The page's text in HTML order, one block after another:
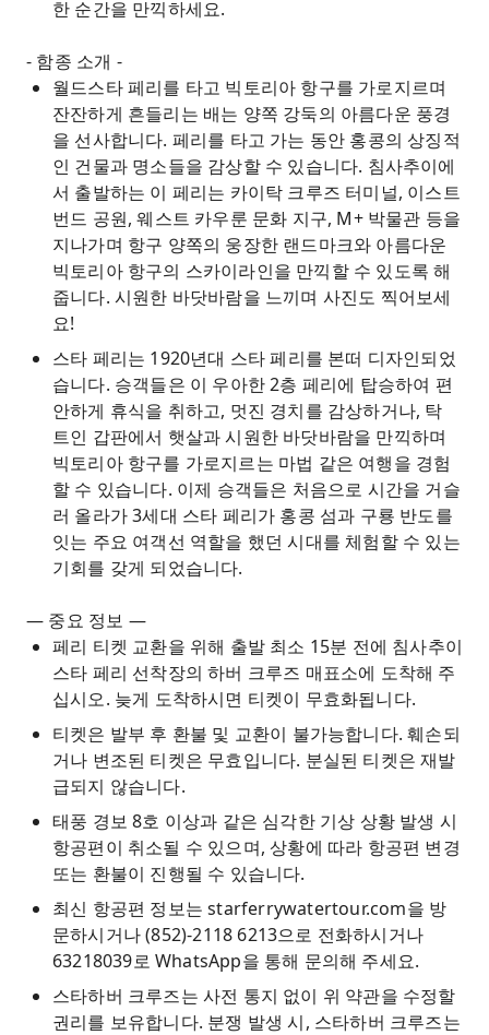
한 순간을 만끽하세요.
- 함종 소개 -
월드스타 페리를 타고 빅토리아 항구를 가로지르며
잔잔하게 흔들리는 배는 양쪽 강둑의 아름다운 풍경
을 선사합니다. 페리를 타고 가는 동안 홍콩의 상징적
인 건물과 명소들을 감상할 수 있습니다. 침사추이에
서 출발하는 이 페리는 카이탁 크루즈 터미널, 이스트
번드 공원, 웨스트 카우룬 문화 지구, M+ 박물관 등을
지나가며 항구 양쪽의 웅장한 랜드마크와 아름다운
빅토리아 항구의 스카이라인을 만끽할 수 있도록 해
줍니다. 시원한 바닷바람을 느끼며 사진도 찍어보세
요!
스타 페리는 1920년대 스타 페리를 본떠 디자인되었
습니다. 승객들은 이 우아한 2층 페리에 탑승하여 편
안하게 휴식을 취하고, 멋진 경치를 감상하거나, 탁
트인 갑판에서 햇살과 시원한 바닷바람을 만끽하며
빅토리아 항구를 가로지르는 마법 같은 여행을 경험
할 수 있습니다. 이제 승객들은 처음으로 시간을 거슬
러 올라가 3세대 스타 페리가 홍콩 섬과 구룡 반도를
잇는 주요 여객선 역할을 했던 시대를 체험할 수 있는
기회를 갖게 되었습니다.
— 중요 정보 —
페리 티켓 교환을 위해 출발 최소 15분 전에 침사추이
스타 페리 선착장의 하버 크루즈 매표소에 도착해 주
십시오. 늦게 도착하시면 티켓이 무효화됩니다.
티켓은 발부 후 환불 및 교환이 불가능합니다. 훼손되
거나 변조된 티켓은 무효입니다. 분실된 티켓은 재발
급되지 않습니다.
태풍 경보 8호 이상과 같은 심각한 기상 상황 발생 시
항공편이 취소될 수 있으며, 상황에 따라 항공편 변경
또는 환불이 진행될 수 있습니다.
최신 항공편 정보는 starferrywatertour.com을 방
문하시거나 (852)-2118 6213으로 전화하시거나
63218039로 WhatsApp을 통해 문의해 주세요.
스타하버 크루즈는 사전 통지 없이 위 약관을 수정할
권리를 보유합니다. 분쟁 발생 시, 스타하버 크루즈는